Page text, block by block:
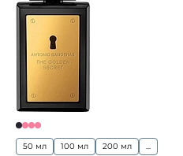
50 мл 100 мл 200 мл ...